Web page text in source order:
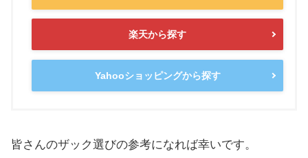
楽天から探す
Yahooショッピングから探す
皆さんのザック選びの参考になれば幸いです。